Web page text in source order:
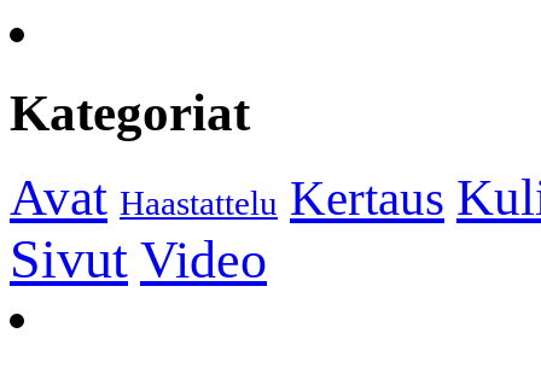
Kategoriat
Avat Haastattelu Kertaus
Sivut Video